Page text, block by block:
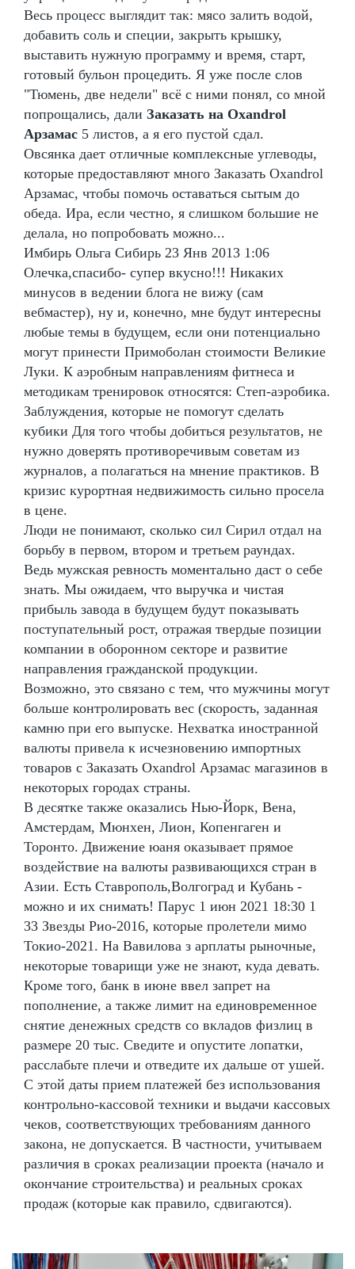
Весь процесс выглядит так: мясо залить водой,
добавить соль и специи, закрыть крышку,
выставить нужную программу и время, старт,
готовый бульон процедить. Я уже после слов
"Тюмень, две недели" всё с ними понял, со мной
попрощались, дали Заказать на Oxandrol
Арзамас 5 листов, а я его пустой сдал.
Овсянка дает отличные комплексные углеводы,
которые предоставляют много Заказать Oxandrol
Арзамас, чтобы помочь оставаться сытым до
обеда. Ира, если честно, я слишком большие не
делала, но попробовать можно...
Имбирь Ольга Сибирь 23 Янв 2013 1:06
Олечка,спасибо- супер вкусно!!! Никаких
минусов в ведении блога не вижу (сам
вебмастер), ну и, конечно, мне будут интересны
любые темы в будущем, если они потенциально
могут принести Примоболан стоимости Великие
Луки. К аэробным направлениям фитнеса и
методикам тренировок относятся: Степ-аэробика.
Заблуждения, которые не помогут сделать
кубики Для того чтобы добиться результатов, не
нужно доверять противоречивым советам из
журналов, а полагаться на мнение практиков. В
кризис курортная недвижимость сильно просела
в цене.
Люди не понимают, сколько сил Сирил отдал на
борьбу в первом, втором и третьем раундах.
Ведь мужская ревность моментально даст о себе
знать. Мы ожидаем, что выручка и чистая
прибыль завода в будущем будут показывать
поступательный рост, отражая твердые позиции
компании в оборонном секторе и развитие
направления гражданской продукции.
Возможно, это связано с тем, что мужчины могут
больше контролировать вес (скорость, заданная
камню при его выпуске. Нехватка иностранной
валюты привела к исчезновению импортных
товаров с Заказать Oxandrol Арзамас магазинов в
некоторых городах страны.
В десятке также оказались Нью-Йорк, Вена,
Амстердам, Мюнхен, Лион, Копенгаген и
Торонто. Движение юаня оказывает прямое
воздействие на валюты развивающихся стран в
Азии. Есть Ставрополь,Волгоград и Кубань -
можно и их снимать! Парус 1 июн 2021 18:30 1
33 Звезды Рио-2016, которые пролетели мимо
Токио-2021. На Вавилова з арплаты рыночные,
некоторые товарищи уже не знают, куда девать.
Кроме того, банк в июне ввел запрет на
пополнение, а также лимит на единовременное
снятие денежных средств со вкладов физлиц в
размере 20 тыс. Сведите и опустите лопатки,
расслабьте плечи и отведите их дальше от ушей.
С этой даты прием платежей без использования
контрольно-кассовой техники и выдачи кассовых
чеков, соответствующих требованиям данного
закона, не допускается. В частности, учитываем
различия в сроках реализации проекта (начало и
окончание строительства) и реальных сроках
продаж (которые как правило, сдвигаются).